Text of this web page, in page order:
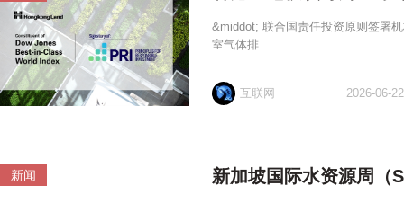
&middot; 联合国责任投资原则签署
室气体排
互联网 2026-06-22
新闻 新加坡国际水资源周（